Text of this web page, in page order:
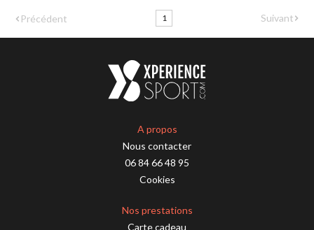
Précédent 1 Suivant
A propos
Nous contacter
06 84 66 48 95
Cookies
Nos prestations
Carte cadeau